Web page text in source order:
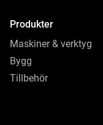
Produkter
Maskiner & verktyg
Bygg
Tillbehör